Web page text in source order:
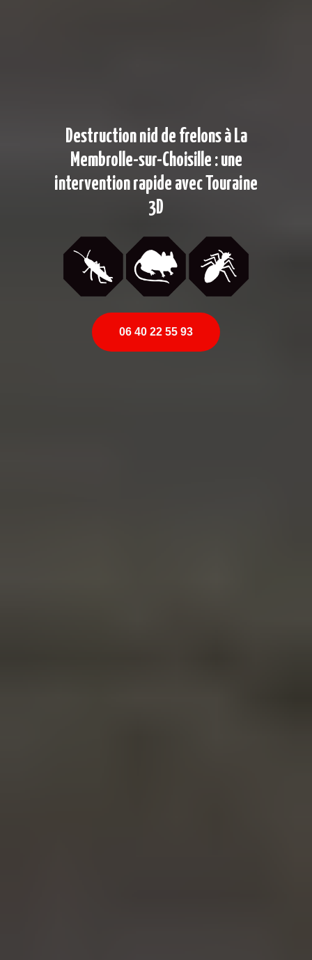
Destruction nid de frelons à La
Membrolle-sur-Choisille : une
intervention rapide avec Touraine
3D
06 40 22 55 93